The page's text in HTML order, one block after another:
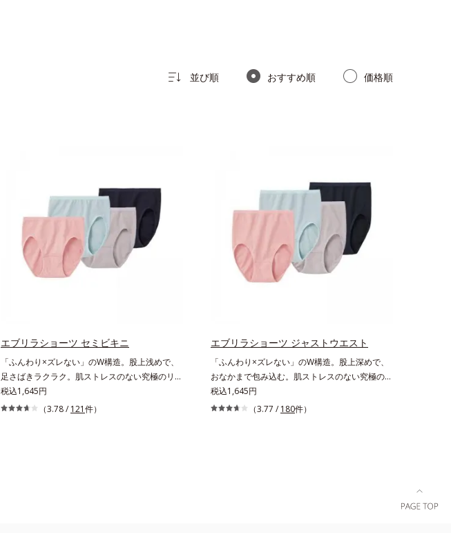
並び順 おすすめ順 価格順
エブリラショーツ セミビキニ
「ふんわり×ズレない」のW構造。股上浅めで、
足さばきラクラク。肌ストレスのない究極のリラ
ックス感たっぷりの布分量を使った立体設計でヒ
ップをすっぽり包み込み、ズレやくいこみなし！
税込1,645円
（3.78 / 121件）
エブリラショーツ ジャストウエスト
「ふんわり×ズレない」のW構造。股上深めで、
おなかまで包み込む。肌ストレスのない究極のリ
ラックス感たっぷりの布分量を使った立体設計で
ヒップをすっぽり包み込み、ズレやくいこみな
税込1,645円
（3.77 / 180件）